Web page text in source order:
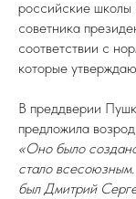
российские
советника
соответствии с
которые
В преддверии
предложила
«Оно было
стало
был Дмитрий